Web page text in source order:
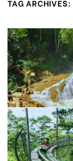
TAG ARCHIVES: